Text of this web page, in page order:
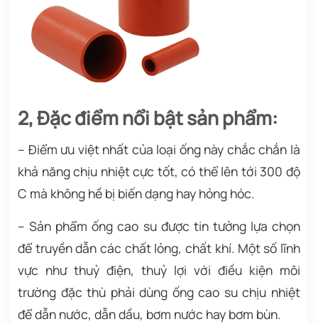
2, Đặc điểm nổi bật sản phẩm:
– Điểm ưu việt nhất của loại ống này chắc chắn là
khả năng chịu nhiệt cực tốt, có thể lên tới 300 độ
C mà không hề bị biến dạng hay hỏng hóc.
– Sản phẩm ống cao su được tin tưởng lựa chọn
để truyền dẫn các chất lỏng, chất khí. Một số lĩnh
vực như thuỷ điện, thuỷ lợi với điều kiện môi
trường đặc thù phải dùng ống cao su chịu nhiệt
để dẫn nước, dẫn dầu, bơm nước hay bơm bùn.